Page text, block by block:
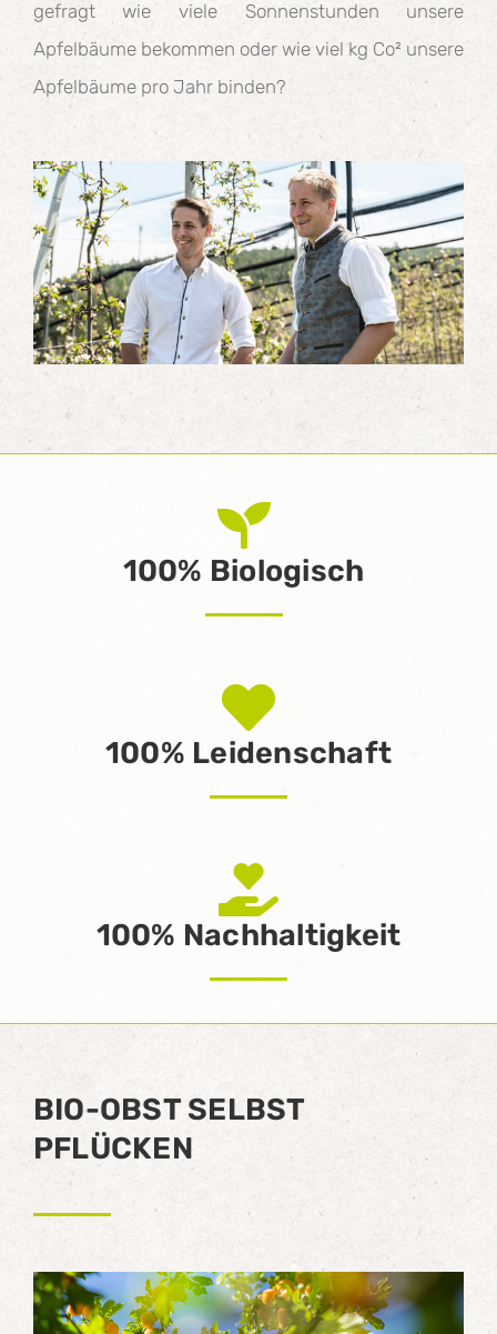
gefragt wie viele Sonnenstunden unsere
Apfelbäume bekommen oder wie viel kg Co² unsere
Apfelbäume pro Jahr binden?
100% Biologisch
100% Leidenschaft
100% Nachhaltigkeit
BIO-OBST SELBST
PFLÜCKEN